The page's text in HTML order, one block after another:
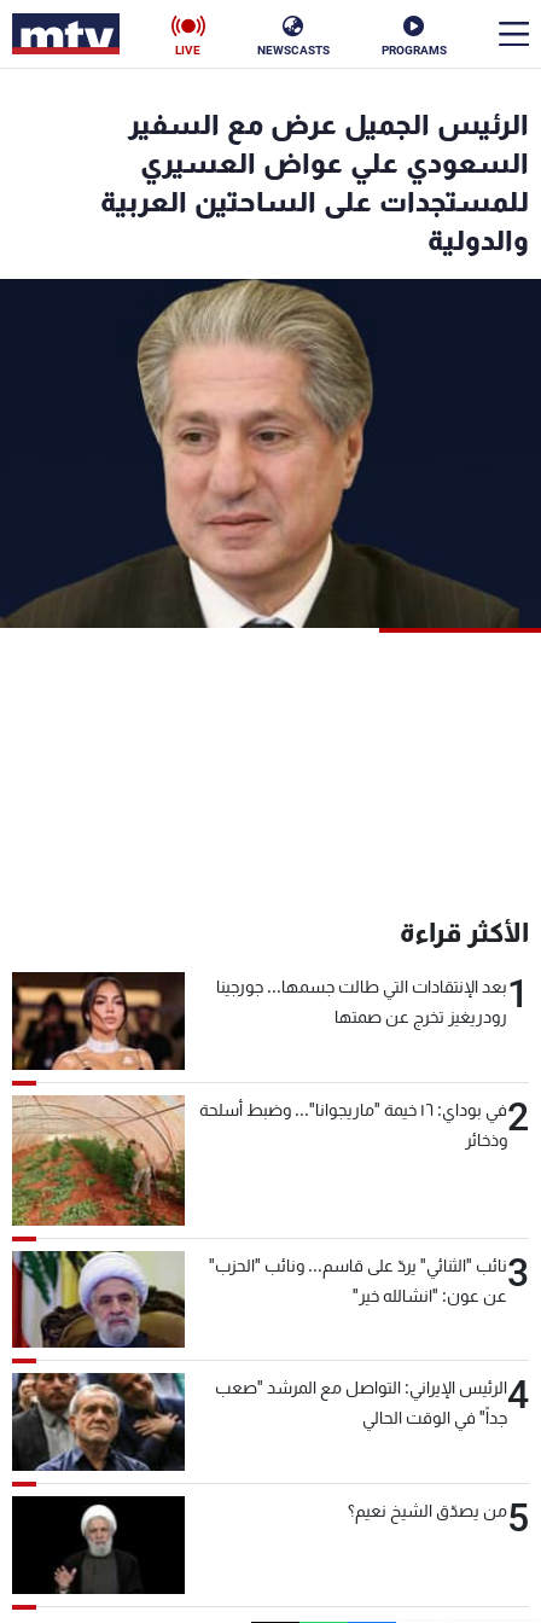
PROGRAMS
NEWSCASTS
LIVE
الرئيس الجميل عرض مع السفير
السعودي علي عواض العسيري
للمستجدات على الساحتين العربية
والدولية
الأكثر قراءة
1بعد الإنتقادات التي طالت جسمها... جورجينا
رودريغيز تخرج عن صمتها
2
في بوداي: ١٦ خيمة "ماريجوانا"... وضبط أسلحة
وذخائر
3نائب "الثنائي" يردّ على قاسم... ونائب "الحزب"
عن عون: "انشالله خير"
4الرئيس الإيراني: التواصل مع المرشد "صعب
جداً" في الوقت الحالي
5من يصدّق الشيخ نعيم؟
الأخبار
سياسة ناس
إقتصاد فن
رياضة
شاهد البرامج
الترددات